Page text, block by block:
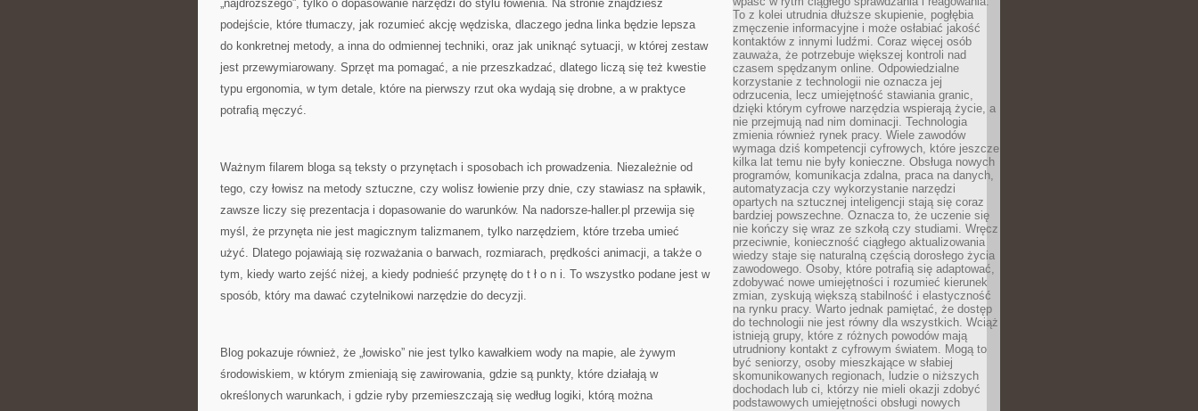
„najdroższego”, tylko o dopasowanie narzędzi do stylu łowienia. Na stronie znajdziesz
podejście, które tłumaczy, jak rozumieć akcję wędziska, dlaczego jedna linka będzie lepsza
do konkretnej metody, a inna do odmiennej techniki, oraz jak uniknąć sytuacji, w której zestaw
jest przewymiarowany. Sprzęt ma pomagać, a nie przeszkadzać, dlatego liczą się też kwestie
typu ergonomia, w tym detale, które na pierwszy rzut oka wydają się drobne, a w praktyce
potrafią męczyć.
Ważnym filarem bloga są teksty o przynętach i sposobach ich prowadzenia. Niezależnie od
tego, czy łowisz na metody sztuczne, czy wolisz łowienie przy dnie, czy stawiasz na spławik,
zawsze liczy się prezentacja i dopasowanie do warunków. Na nadorsze-haller.pl przewija się
myśl, że przynęta nie jest magicznym talizmanem, tylko narzędziem, które trzeba umieć
użyć. Dlatego pojawiają się rozważania o barwach, rozmiarach, prędkości animacji, a także o
tym, kiedy warto zejść niżej, a kiedy podnieść przynętę do t ł o n i. To wszystko podane jest w
sposób, który ma dawać czytelnikowi narzędzie do decyzji.
Blog pokazuje również, że „łowisko” nie jest tylko kawałkiem wody na mapie, ale żywym
środowiskiem, w którym zmieniają się zawirowania, gdzie są punkty, które działają w
określonych warunkach, i gdzie ryby przemieszczają się według logiki, którą można
To z kolei utrudnia dłuższe skupienie, pogłębia
zmęczenie informacyjne i może osłabiać jakość
kontaktów z innymi ludźmi. Coraz więcej osób
zauważa, że potrzebuje większej kontroli nad
czasem spędzanym online. Odpowiedzialne
korzystanie z technologii nie oznacza jej
odrzucenia, lecz umiejętność stawiania granic,
dzięki którym cyfrowe narzędzia wspierają życie, a
nie przejmują nad nim dominacji. Technologia
zmienia również rynek pracy. Wiele zawodów
wymaga dziś kompetencji cyfrowych, które jeszcze
kilka lat temu nie były konieczne. Obsługa nowych
programów, komunikacja zdalna, praca na danych,
automatyzacja czy wykorzystanie narzędzi
opartych na sztucznej inteligencji stają się coraz
bardziej powszechne. Oznacza to, że uczenie się
nie kończy się wraz ze szkołą czy studiami. Wręcz
przeciwnie, konieczność ciągłego aktualizowania
wiedzy staje się naturalną częścią dorosłego życia
zawodowego. Osoby, które potrafią się adaptować,
zdobywać nowe umiejętności i rozumieć kierunek
zmian, zyskują większą stabilność i elastyczność
na rynku pracy. Warto jednak pamiętać, że dostęp
do technologii nie jest równy dla wszystkich. Wciąż
istnieją grupy, które z różnych powodów mają
utrudniony kontakt z cyfrowym światem. Mogą to
być seniorzy, osoby mieszkające w słabiej
skomunikowanych regionach, ludzie o niższych
dochodach lub ci, którzy nie mieli okazji zdobyć
podstawowych umiejętności obsługi nowych